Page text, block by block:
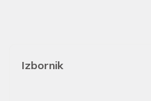
Izbornik